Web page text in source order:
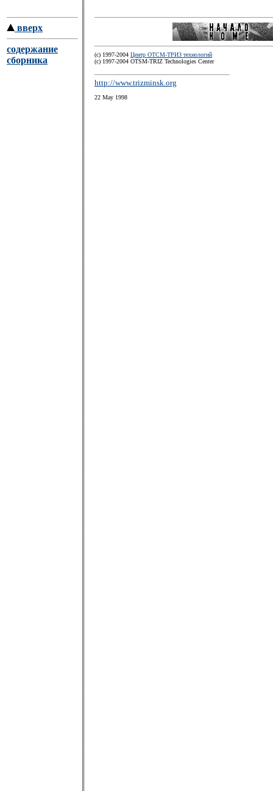
вверх
содержание
сборника
(c) 1997-2004 Центр ОТСМ-ТРИЗ технологий
(с) 1997-2004 OTSM-TRIZ Technologies Center
http://www.trizminsk.org
22 May 1998